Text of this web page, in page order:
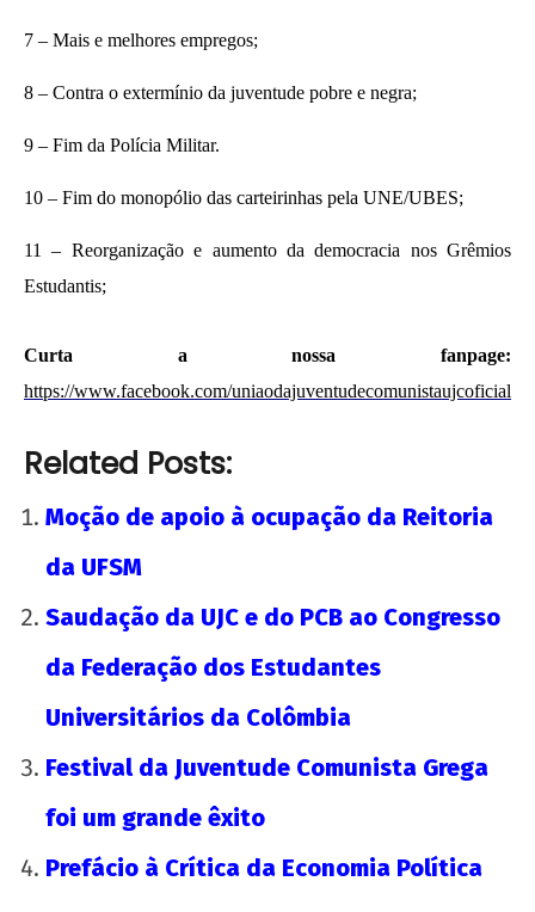
7 – Mais e melhores empregos;
8 – Contra o extermínio da juventude pobre e negra;
9 – Fim da Polícia Militar.
10 – Fim do monopólio das carteirinhas pela UNE/UBES;
11 – Reorganização e aumento da democracia nos Grêmios
Estudantis;
Curta a nossa fanpage:
https://www.facebook.com/uniaodajuventudecomunistaujcoficial
Related Posts:
Moção de apoio à ocupação da Reitoria
da UFSM
Saudação da UJC e do PCB ao Congresso
da Federação dos Estudantes
Universitários da Colômbia
Festival da Juventude Comunista Grega
foi um grande êxito
Prefácio à Crítica da Economia Política